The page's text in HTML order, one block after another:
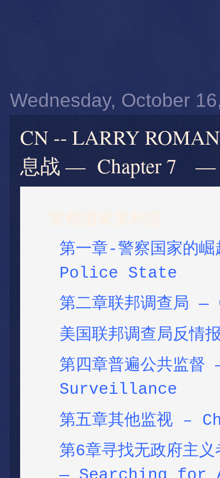
Wednesday, October
CN -- LARRY
息战 — Chapter 7 —
警察国家美利坚
第一章-警察国家的崛
Police State
第二章联邦调查局 —
美国联邦调查局反情
第四章普遍公共监督
Surveillance
第五章其他监视 –
第6章寻找无政府主